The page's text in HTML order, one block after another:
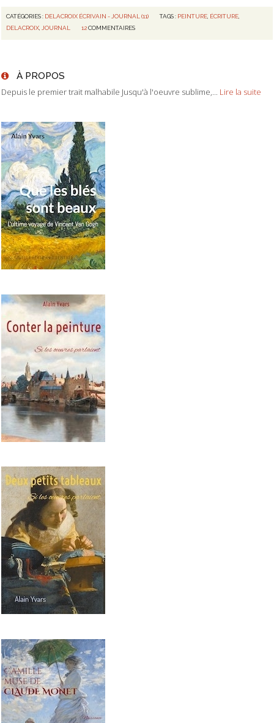
CATÉGORIES : DELACROIX ÉCRIVAIN - JOURNAL (11) TAGS : PEINTURE, ÉCRITURE,
DELACROIX JOURNAL 12 COMMENTAIRES
À PROPOS
Depuis le premier trait malhabile Jusqu'à l'oeuvre sublime,... Lire la suite